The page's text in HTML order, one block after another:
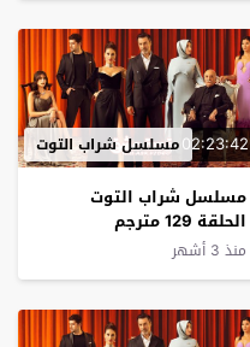
02:23:42مسلسل شراب التوت
مسلسل شراب التوت
الحلقة 129 مترجم
منذ 3 أشهر